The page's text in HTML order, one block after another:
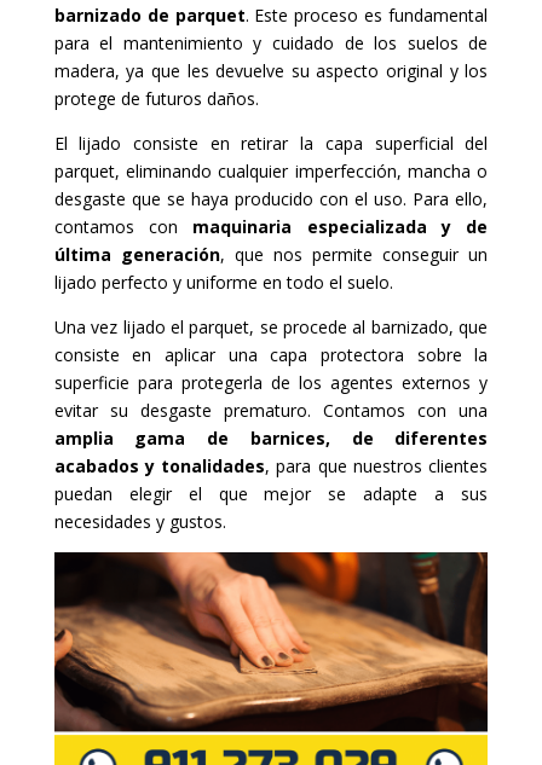
barnizado de parquet. Este proceso es fundamental
para el mantenimiento y cuidado de los suelos de
madera, ya que les devuelve su aspecto original y los
protege de futuros daños.
El lijado consiste en retirar la capa superficial del
parquet, eliminando cualquier imperfección, mancha o
desgaste que se haya producido con el uso. Para ello,
contamos con maquinaria especializada y de
última generación, que nos permite conseguir un
lijado perfecto y uniforme en todo el suelo.
Una vez lijado el parquet, se procede al barnizado, que
consiste en aplicar una capa protectora sobre la
superficie para protegerla de los agentes externos y
evitar su desgaste prematuro. Contamos con una
amplia gama de barnices, de diferentes
acabados y tonalidades, para que nuestros clientes
puedan elegir el que mejor se adapte a sus
necesidades y gustos.